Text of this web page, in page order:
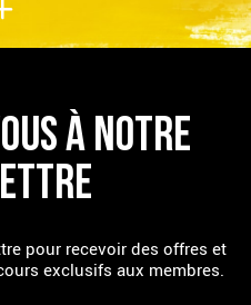
À NOTRE
pour recevoir des offres et
exclusifs aux membres.